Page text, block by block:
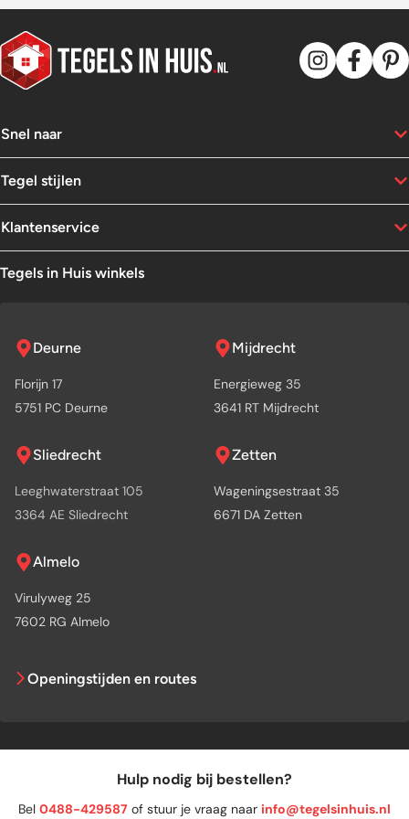
Snel naar
Tegel stijlen
Klantenservice
Tegels in Huis winkels
Deurne
Florijn 17
5751 PC Deurne
Mijdrecht
Energieweg 35
3641 RT Mijdrecht
Sliedrecht
Leeghwaterstraat 105
3364 AE Sliedrecht
Zetten
Wageningsestraat 35
6671 DA Zetten
Almelo
Virulyweg 25
7602 RG Almelo
Openingstijden en routes
Hulp nodig bij bestellen?
Bel 0488-429587 of stuur je vraag naar info@tegelsinhuis.nl